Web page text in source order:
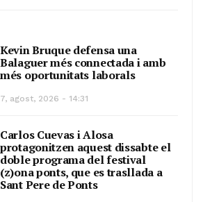
Kevin Bruque defensa una
Balaguer més connectada i amb
més oportunitats laborals
7, agost, 2026 - 14:31
Carlos Cuevas i Alosa
protagonitzen aquest dissabte el
doble programa del festival
(z)ona ponts, que es trasllada a
Sant Pere de Ponts